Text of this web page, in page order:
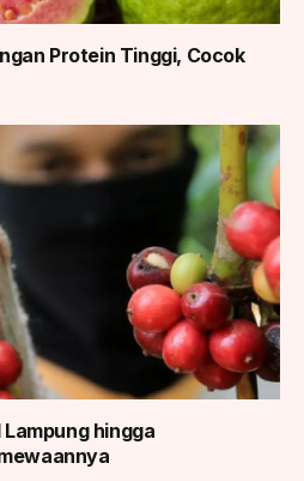
Protein Tinggi, Cocok
Lampung hingga